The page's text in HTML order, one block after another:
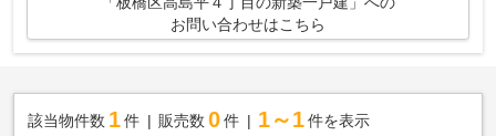
お問い合わせはこちら
該当物件数 1件 販売数 0 件 1～1 件を表示